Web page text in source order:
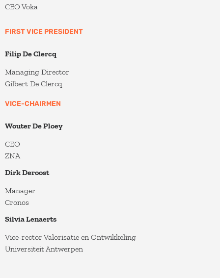
CEO Voka
FIRST VICE PRESIDENT
Filip De Clercq
Managing Director
Gilbert De Clercq
VICE-CHAIRMEN
Wouter De Ploey
CEO
ZNA
Dirk Deroost
Manager
Cronos
Silvia Lenaerts
Vice-rector Valorisatie en Ontwikkeling
Universiteit Antwerpen